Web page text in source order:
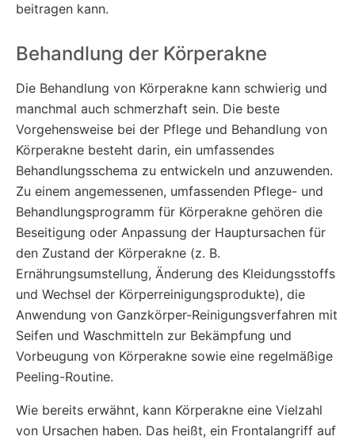
beitragen kann.
Behandlung der Körperakne
Die Behandlung von Körperakne kann schwierig und
manchmal auch schmerzhaft sein. Die beste
Vorgehensweise bei der Pflege und Behandlung von
Körperakne besteht darin, ein umfassendes
Behandlungsschema zu entwickeln und anzuwenden.
Zu einem angemessenen, umfassenden Pflege- und
Behandlungsprogramm für Körperakne gehören die
Beseitigung oder Anpassung der Hauptursachen für
den Zustand der Körperakne (z. B.
Ernährungsumstellung, Änderung des Kleidungsstoffs
und Wechsel der Körperreinigungsprodukte), die
Anwendung von Ganzkörper-Reinigungsverfahren mit
Seifen und Waschmitteln zur Bekämpfung und
Vorbeugung von Körperakne sowie eine regelmäßige
Peeling-Routine.
Wie bereits erwähnt, kann Körperakne eine Vielzahl
von Ursachen haben. Das heißt, ein Frontalangriff auf